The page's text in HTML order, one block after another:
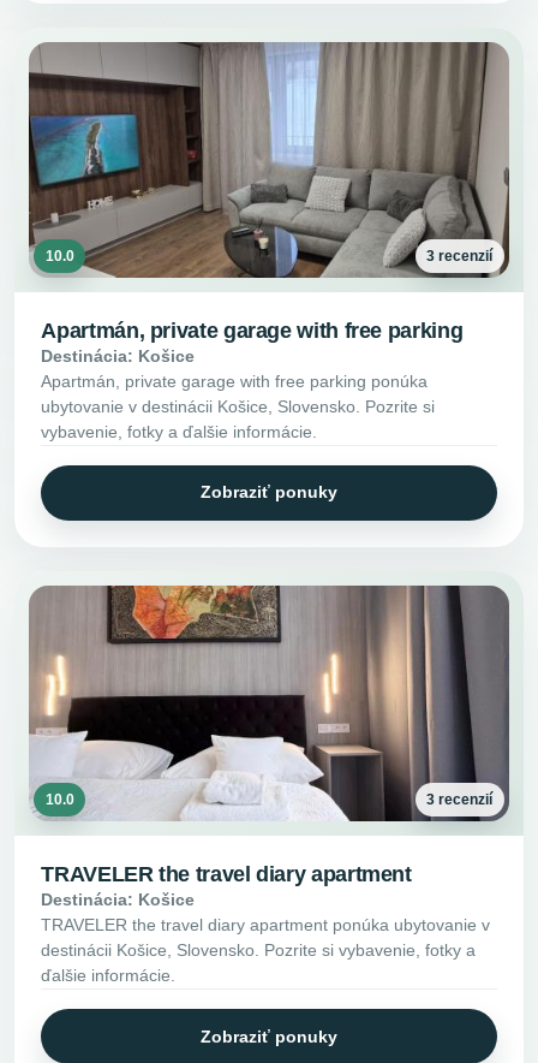
10.0 3 recenzií
Apartmán, private garage with free parking
Destinácia: Košice
Apartmán, private garage with free parking ponúka
ubytovanie v destinácii Košice, Slovensko. Pozrite si
vybavenie, fotky a ďalšie informácie.
Zobraziť ponuky
10.0 3 recenzií
TRAVELER the travel diary apartment
Destinácia: Košice
TRAVELER the travel diary apartment ponúka ubytovanie v
destinácii Košice, Slovensko. Pozrite si vybavenie, fotky a
ďalšie informácie.
Zobraziť ponuky